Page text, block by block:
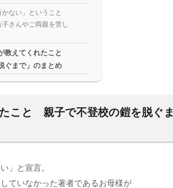
かない」ということ
さんやご両親を苦し
教えてくれたこと
ぐまで」のまとめ
こと 親子で不登校の鎧を脱ぐま
」と宣言。
ていなかった著者であるお母様が